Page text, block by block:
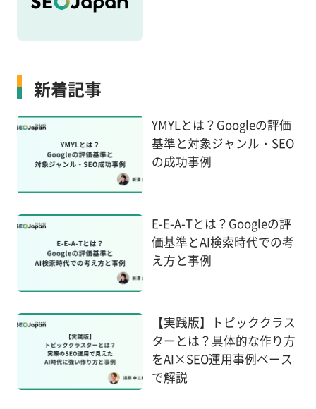
新着記事
YMYLとは？Googleの評価
基準と対象ジャンル・SEO
の成功事例
E-E-A-Tとは？Googleの評
価基準とAI検索時代での考
え方と事例
【実践版】トピッククラス
ターとは？具体的な作り方
をAI×SEO運用事例ベース
で解説